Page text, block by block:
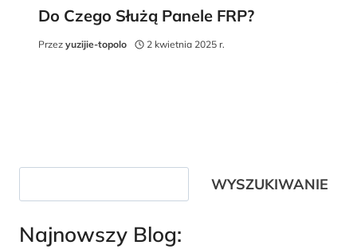
Do Czego Służą Panele FRP?
Przez yuzijie-topolo 2 kwietnia 2025 r.
WYSZUKIWANIE
Najnowszy Blog: